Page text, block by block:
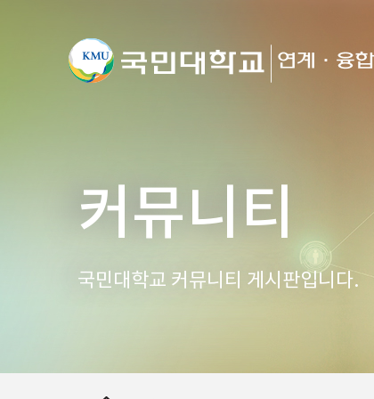
커뮤니티
국민대학교 커뮤니티 게시판입니다.